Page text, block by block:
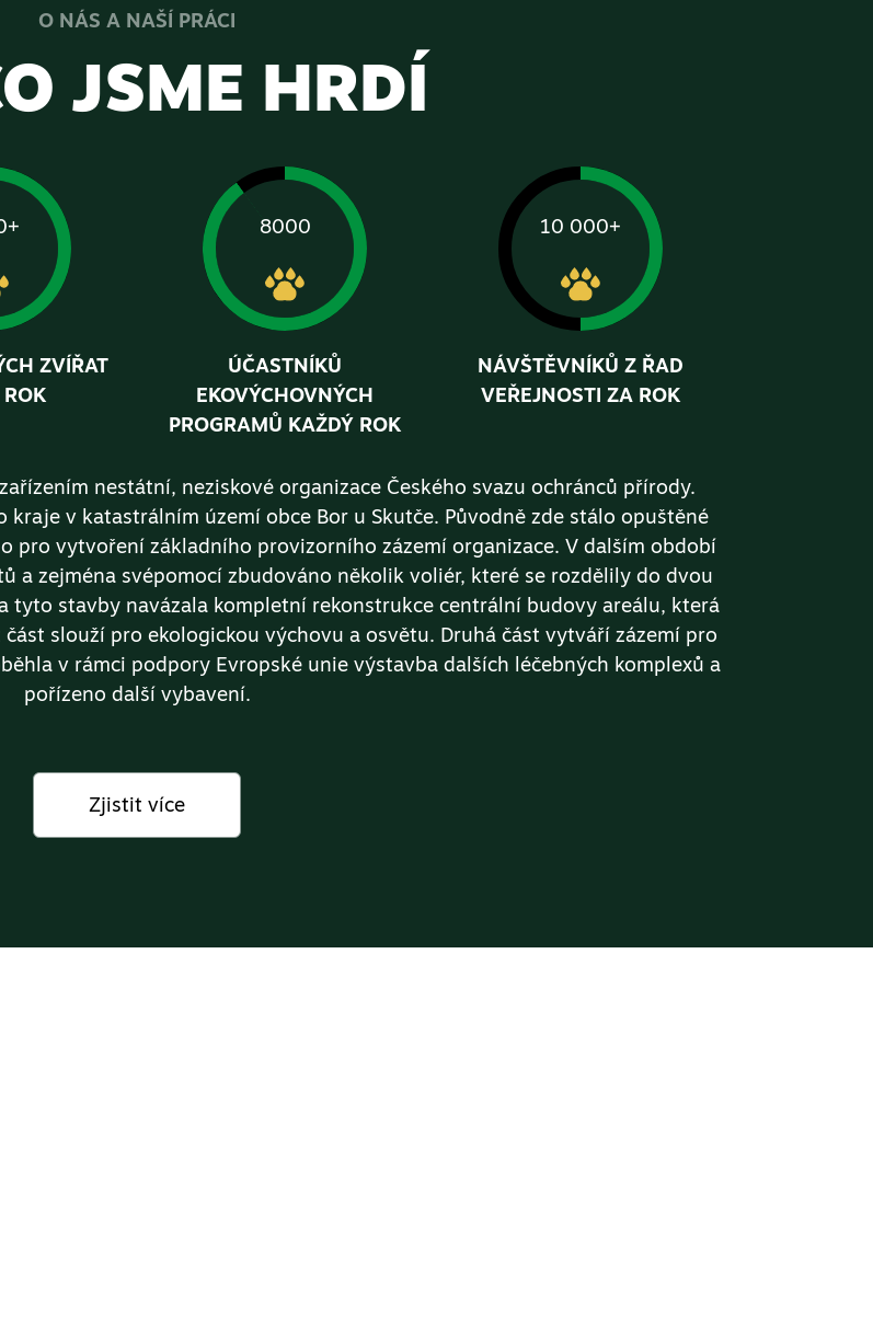
O NÁS A NAŠÍ PRÁCI
JSME HRDÍ
ZVÍŘAT
ROK
8000
ÚČASTNÍKŮ
EKOVÝCHOVNÝCH
PROGRAMŮ KAŽDÝ ROK
10 000+
NÁVŠTĚVNÍKŮ Z ŘAD
VEŘEJNOSTI ZA ROK
nestátní, neziskové organizace Českého svazu ochránců přírody.
kraje v katastrálním území obce Bor u Skutče. Původně zde stálo opuštěné
pro vytvoření základního provizorního zázemí organizace. V dalším období
a zejména svépomocí zbudováno několik voliér, které se rozdělily do dvou
tyto stavby navázala kompletní rekonstrukce centrální budovy areálu, která
slouží pro ekologickou výchovu a osvětu. Druhá část vytváří zázemí pro
v rámci podpory Evropské unie výstavba dalších léčebných komplexů a
pořízeno další vybavení.
Zjistit více